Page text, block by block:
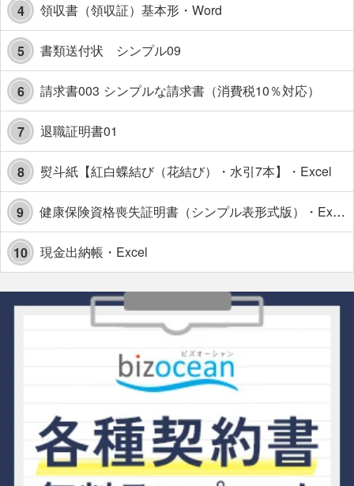
4 領収書（領収証）基本形・Word
5 書類送付状 シンプル09
6 請求書003 シンプルな請求書（消費税10％対応）
7 退職証明書01
8 熨斗紙【紅白蝶結び（花結び）・水引7本】・Excel
9 健康保険資格喪失証明書（シンプル表形式版）・Excel【見本付き】
10 現金出納帳・Excel